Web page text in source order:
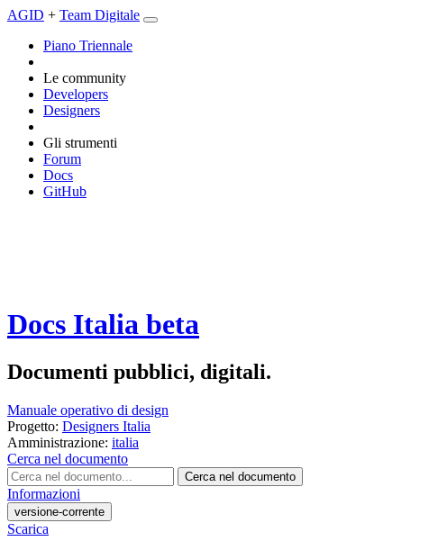
AGID + Team Digitale
Piano Triennale
Le community
Developers
Designers
Gli strumenti
Forum
Docs
GitHub
Docs Italia beta
Documenti pubblici, digitali.
Manuale operativo di design
Progetto: Designers Italia
Amministrazione: italia
Cerca nel documento
Cerca nel documento
Informazioni
versione-corrente
Scarica